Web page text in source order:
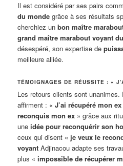
Il est considéré par ses pairs
du monde grâce à ses résultats
cherchiez unbon maître
grand maître marabout voyant
désespéré, son expertise de
meilleure alliée.
TÉMOIGNAGES DE RÉUSSITE : «
Les retours clients sont unanimes.
affirment : «J’ai récupéré mon
reconquis mon ex » grâce aux
uneidée pour reconquérir son
ceux qui disent « je veux le
voyant Adjinacou adapte ses
plus «impossible de récupérer